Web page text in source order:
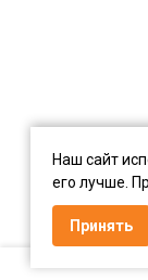
Наш сайт
его лучше.
Принять